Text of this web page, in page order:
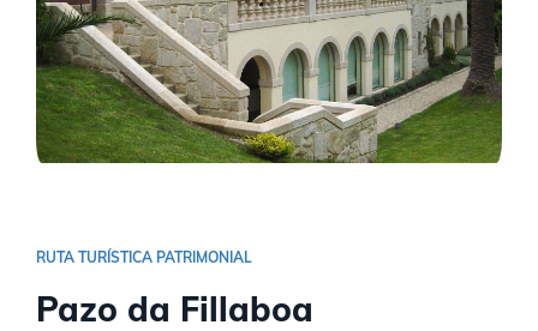
RUTA TURÍSTICA PATRIMONIAL
Pazo da Fillaboa